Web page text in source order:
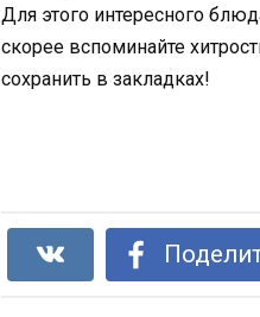
Для этого интересного
скорее вспоминайте
сохранить в закладках!